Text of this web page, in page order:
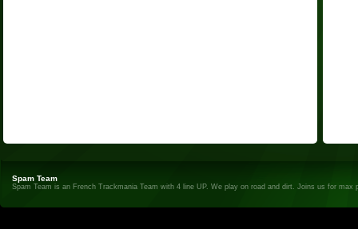
Spam Team
Spam Team is an French Trackmania Team with 4 line UP. We play on road and dirt. Joins us for max